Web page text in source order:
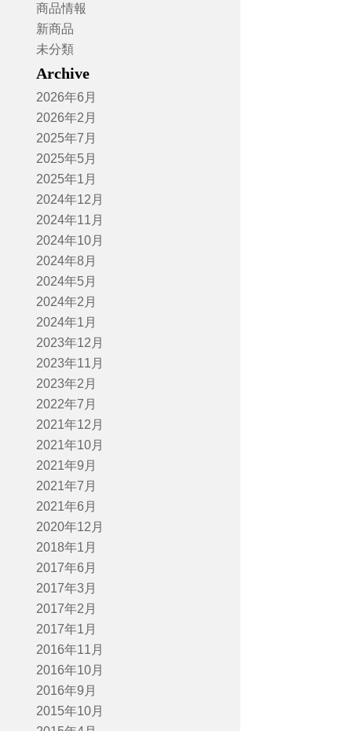
商品情報
新商品
未分類
Archive
2026年6月
2026年2月
2025年7月
2025年5月
2025年1月
2024年12月
2024年11月
2024年10月
2024年8月
2024年5月
2024年2月
2024年1月
2023年12月
2023年11月
2023年2月
2022年7月
2021年12月
2021年10月
2021年9月
2021年7月
2021年6月
2020年12月
2018年1月
2017年6月
2017年3月
2017年2月
2017年1月
2016年11月
2016年10月
2016年9月
2015年10月